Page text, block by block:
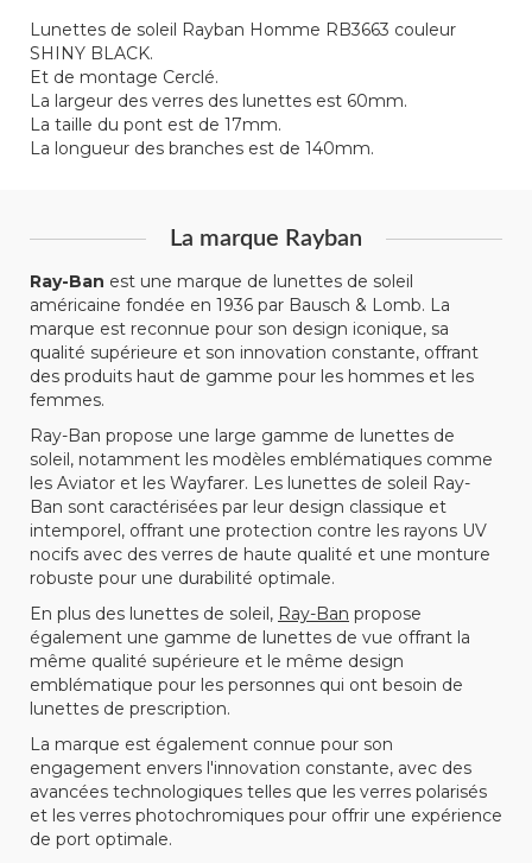
Lunettes de soleil Rayban Homme RB3663 couleur
SHINY BLACK.
Et de montage Cerclé.
La largeur des verres des lunettes est 60mm.
La taille du pont est de 17mm.
La longueur des branches est de 140mm.
La marque Rayban
Ray-Ban est une marque de lunettes de soleil
américaine fondée en 1936 par Bausch & Lomb. La
marque est reconnue pour son design iconique, sa
qualité supérieure et son innovation constante, offrant
des produits haut de gamme pour les hommes et les
femmes.
Ray-Ban propose une large gamme de lunettes de
soleil, notamment les modèles emblématiques comme
les Aviator et les Wayfarer. Les lunettes de soleil Ray-
Ban sont caractérisées par leur design classique et
intemporel, offrant une protection contre les rayons UV
nocifs avec des verres de haute qualité et une monture
robuste pour une durabilité optimale.
En plus des lunettes de soleil, Ray-Ban propose
également une gamme de lunettes de vue offrant la
même qualité supérieure et le même design
emblématique pour les personnes qui ont besoin de
lunettes de prescription.
La marque est également connue pour son
engagement envers l'innovation constante, avec des
avancées technologiques telles que les verres polarisés
et les verres photochromiques pour offrir une expérience
de port optimale.